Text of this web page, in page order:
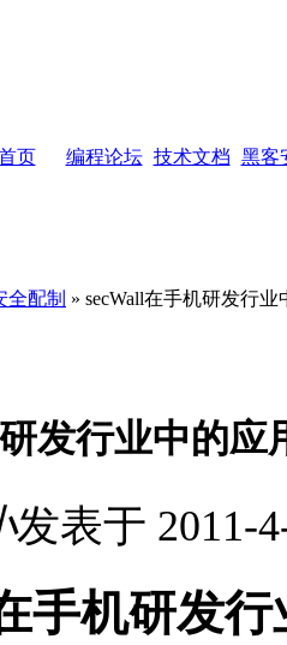
页 编程论坛 技术文档 黑客
全配制 » secWall在手机研发行业
发行业中的应
发表于 2011-
手机研发